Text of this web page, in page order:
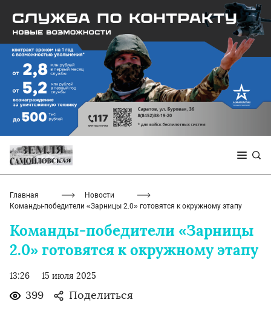
Главная
Новости
Команды-победители «Зарницы 2.0» готовятся к окружному этапу
Команды-победители «Зарницы
2.0» готовятся к окружному этапу
13:26 15 июля 2025
399 Поделиться